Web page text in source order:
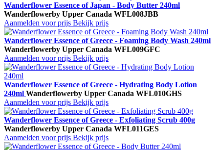
Wanderflower Essence of Japan - Body Butter 240ml
Wanderflowerby Upper Canada WFL008JBB
Aanmelden voor prijs Bekijk prijs
Wanderflower Essence of Greece - Foaming Body Wash 240ml
Wanderflowerby Upper Canada WFL009GFC
Aanmelden voor prijs Bekijk prijs
Wanderflower Essence of Greece - Hydrating Body Lotion
240ml Wanderflowerby Upper Canada WFL010GHS
Aanmelden voor prijs Bekijk prijs
Wanderflower Essence of Greece - Exfoliating Scrub 400g
Wanderflowerby Upper Canada WFL011GES
Aanmelden voor prijs Bekijk prijs